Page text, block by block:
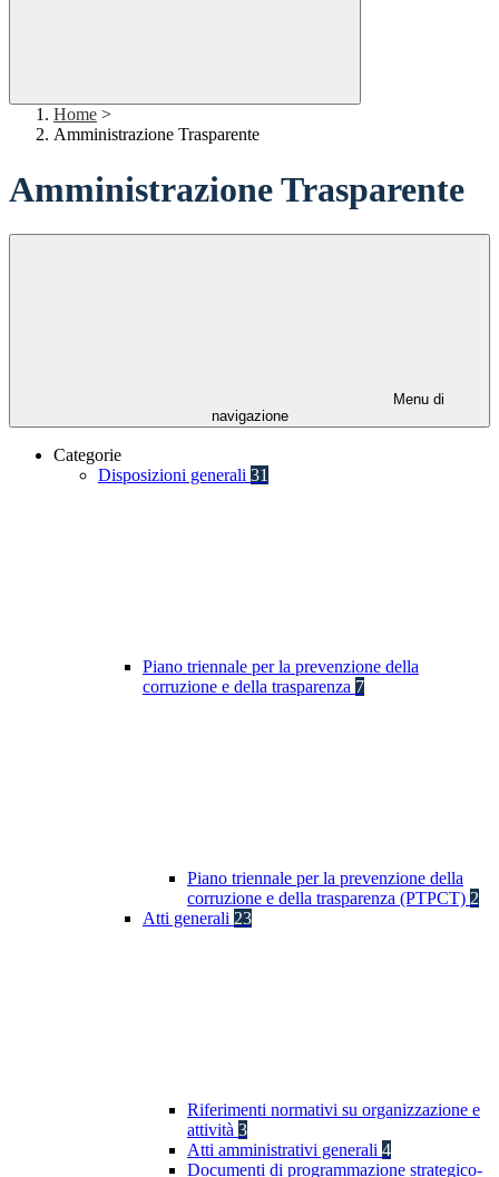
Home >
Amministrazione Trasparente
Amministrazione Trasparente
Menu di
navigazione
Categorie
Disposizioni generali 31
Piano triennale per la prevenzione della
corruzione e della trasparenza 7
Piano triennale per la prevenzione della
corruzione e della trasparenza (PTPCT) 2
Atti generali 23
Riferimenti normativi su organizzazione e
attività 3
Atti amministrativi generali 4
Documenti di programmazione strategico-